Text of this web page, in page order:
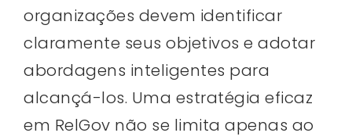
organizações devem identificar
claramente seus objetivos e adotar
abordagens inteligentes para
alcançá-los. Uma estratégia eficaz
em RelGov não se limita apenas ao